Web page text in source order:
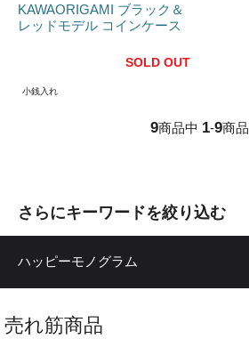
KAWAORIGAMI ブラック＆
レッドモデル コインケース
SOLD OUT
小銭入れ
9商品中 1-9商品
さらにキーワードを絞り込む
ハッピーモノグラム
売れ筋商品